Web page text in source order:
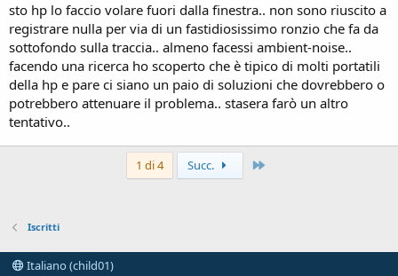
sto hp lo faccio volare fuori dalla finestra.. non sono riuscito a
registrare nulla per via di un fastidiosissimo ronzio che fa da
sottofondo sulla traccia.. almeno facessi ambient-noise..
facendo una ricerca ho scoperto che è tipico di molti portatili
della hp e pare ci siano un paio di soluzioni che dovrebbero o
potrebbero attenuare il problema.. stasera farò un altro
tentativo..
1 di 4 Succ.
Iscritti
Italiano (child01)